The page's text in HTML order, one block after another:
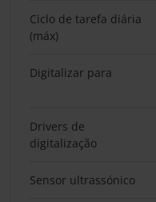
Ciclo de tarefa diária
(máx)
Digitalizar para
Drivers de
digitalização
Sensor ultrassónico